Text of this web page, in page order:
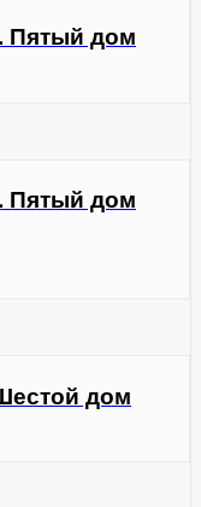
Пятый дом
Пятый дом
дом